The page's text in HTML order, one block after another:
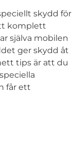
skydd för
komplett
själva mobilen
ger skydd åt
tips är att du
får ett